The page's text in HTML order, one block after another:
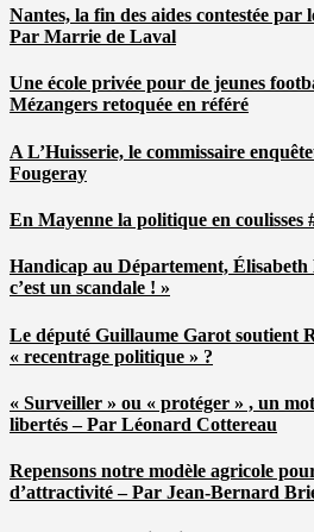
Nantes, la fin des aides contestée par
Par Marrie de Laval
Une école privée pour de jeunes
Mézangers retoquée en référé
A L’Huisserie, le commissaire
Fougeray
En Mayenne la politique en
Handicap au Département,
c’est un scandale ! »
Le député Guillaume Garot soutient
« recentrage politique » ?
« Surveiller » ou « protéger » , un
libertés – Par Léonard Cottereau
Repensons notre modèle agricole
d’attractivité – Par Jean-Bernard